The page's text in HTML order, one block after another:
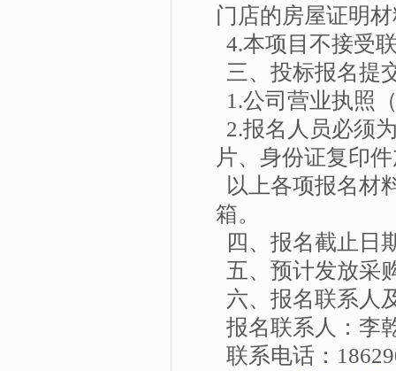
门店的房屋证明
4.本项目不接受
三、投标报名提
1.公司营业执照
2.报名人员必须
片、身份证复印
以上各项报名材
箱。
四、报名截止日
五、预计发放采
六、报名联系人
报名联系人：李
联系电话：